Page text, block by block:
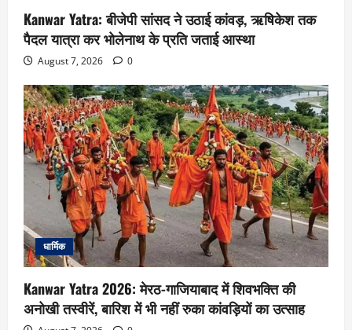
Kanwar Yatra: बीजेपी सांसद ने उठाई कांवड़, ऋषिकेश तक
पैदल यात्रा कर भोलेनाथ के प्रति जताई आस्था
August 7, 2026 0
धार्मिक
Kanwar Yatra 2026: मेरठ-गाजियाबाद में शिवभक्ति की
अनोखी तस्वीरें, बारिश में भी नहीं रुका कांवड़ियों का उत्साह